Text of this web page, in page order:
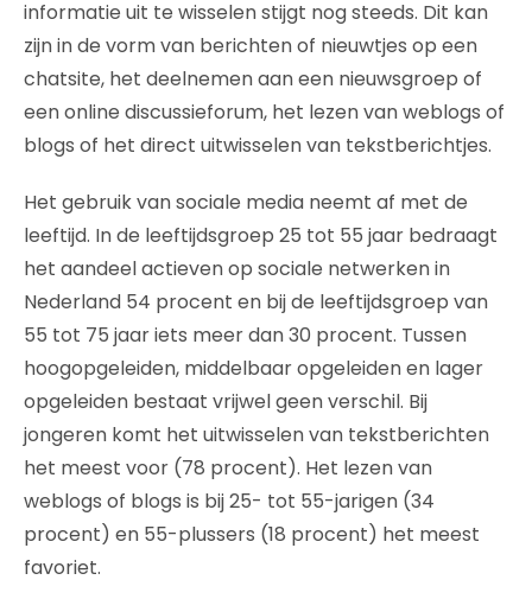
informatie uit te wisselen stijgt nog steeds. Dit kan
zijn in de vorm van berichten of nieuwtjes op een
chatsite, het deelnemen aan een nieuwsgroep of
een online discussieforum, het lezen van weblogs of
blogs of het direct uitwisselen van tekstberichtjes.
Het gebruik van sociale media neemt af met de
leeftijd. In de leeftijdsgroep 25 tot 55 jaar bedraagt
het aandeel actieven op sociale netwerken in
Nederland 54 procent en bij de leeftijdsgroep van
55 tot 75 jaar iets meer dan 30 procent. Tussen
hoogopgeleiden, middelbaar opgeleiden en lager
opgeleiden bestaat vrijwel geen verschil. Bij
jongeren komt het uitwisselen van tekstberichten
het meest voor (78 procent). Het lezen van
weblogs of blogs is bij 25- tot 55-jarigen (34
procent) en 55-plussers (18 procent) het meest
favoriet.